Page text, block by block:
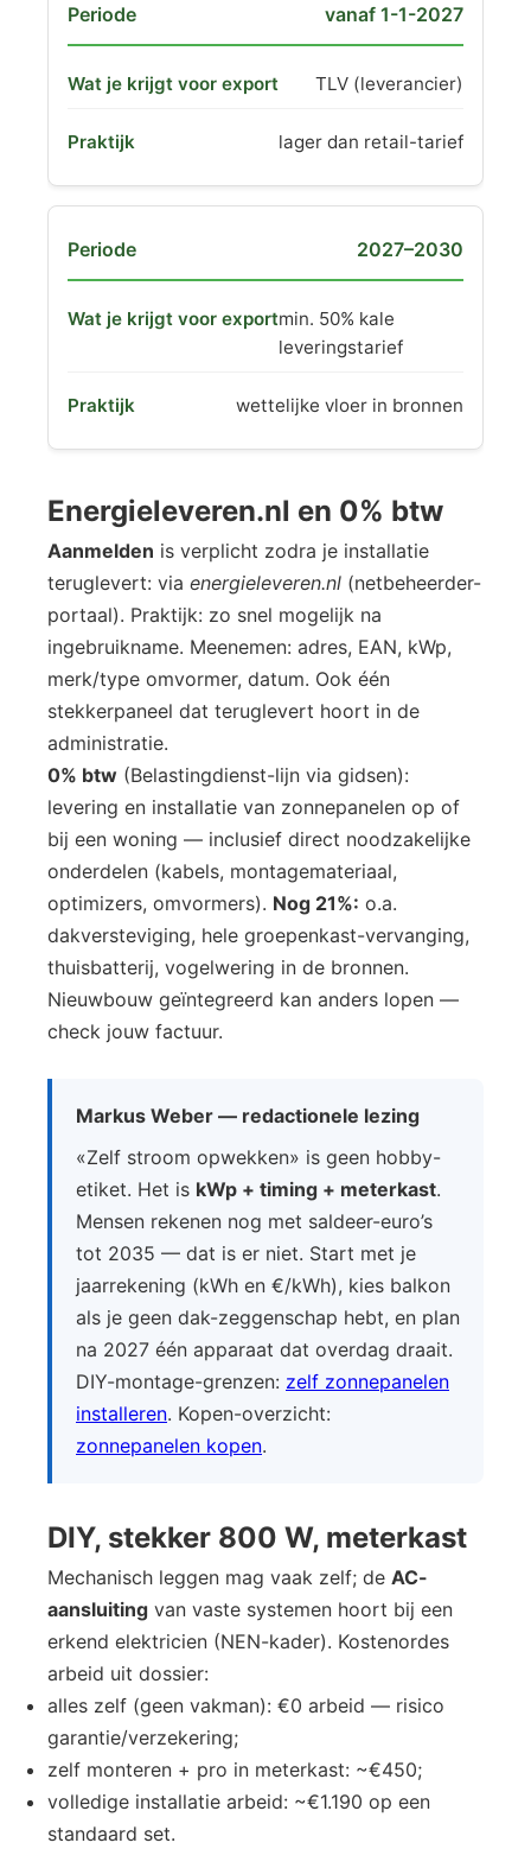
vanaf 1-1-2027
TLV (leverancier)
lager dan retail-tarief
2027–2030
min. 50% kale
leveringstarief
wettelijke vloer in bronnen
Energieleveren.nl en 0% btw
Aanmelden is verplicht zodra je installatie
teruglevert: via energieleveren.nl (netbeheerder-
portaal). Praktijk: zo snel mogelijk na
ingebruikname. Meenemen: adres, EAN, kWp,
merk/type omvormer, datum. Ook één
stekkerpaneel dat teruglevert hoort in de
administratie.
0% btw (Belastingdienst-lijn via gidsen):
levering en installatie van zonnepanelen op of
bij een woning — inclusief direct noodzakelijke
onderdelen (kabels, montagemateriaal,
optimizers, omvormers). Nog 21%: o.a.
dakversteviging, hele groepenkast-vervanging,
thuisbatterij, vogelwering in de bronnen.
Nieuwbouw geïntegreerd kan anders lopen —
check jouw factuur.
Markus Weber — redactionele lezing
«Zelf stroom opwekken» is geen hobby-
etiket. Het is kWp + timing + meterkast.
Mensen rekenen nog met saldeer-euro’s
tot 2035 — dat is er niet. Start met je
jaarrekening (kWh en €/kWh), kies balkon
als je geen dak-zeggenschap hebt, en plan
na 2027 één apparaat dat overdag draait.
DIY-montage-grenzen: zelf zonnepanelen
installeren. Kopen-overzicht:
zonnepanelen kopen.
DIY, stekker 800 W, meterkast
Mechanisch leggen mag vaak zelf; de AC-
aansluiting van vaste systemen hoort bij een
erkend elektricien (NEN-kader). Kostenordes
arbeid uit dossier:
alles zelf (geen vakman): €0 arbeid — risico
garantie/verzekering;
zelf monteren + pro in meterkast: ~€450;
volledige installatie arbeid: ~€1.190 op een
standaard set.